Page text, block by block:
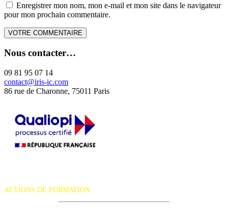
Enregistrer mon nom, mon e-mail et mon site dans le navigateur
pour mon prochain commentaire.
Nous contacter…
09 81 95 07 14
contact@iris-ic.com
86 rue de Charonne, 75011 Paris
ACTIONS DE FORMATION